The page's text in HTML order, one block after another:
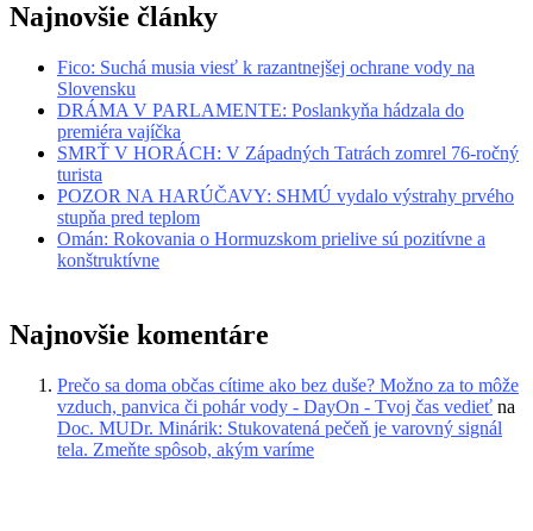
Najnovšie články
Fico: Suchá musia viesť k razantnejšej ochrane vody na
Slovensku
DRÁMA V PARLAMENTE: Poslankyňa hádzala do
premiéra vajíčka
SMRŤ V HORÁCH: V Západných Tatrách zomrel 76-ročný
turista
POZOR NA HARÚČAVY: SHMÚ vydalo výstrahy prvého
stupňa pred teplom
Omán: Rokovania o Hormuzskom prielive sú pozitívne a
konštruktívne
Najnovšie komentáre
Prečo sa doma občas cítime ako bez duše? Možno za to môže
vzduch, panvica či pohár vody - DayOn - Tvoj čas vedieť na
Doc. MUDr. Minárik: Stukovatená pečeň je varovný signál
tela. Zmeňte spôsob, akým varíme